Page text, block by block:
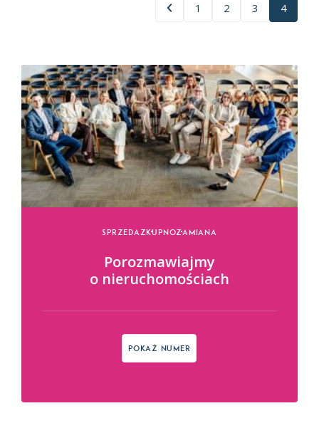
1 2 3 4
SprzedazKupnoZamiana
Porozmawiajmy
o nieruchomościach
Pokaż numer